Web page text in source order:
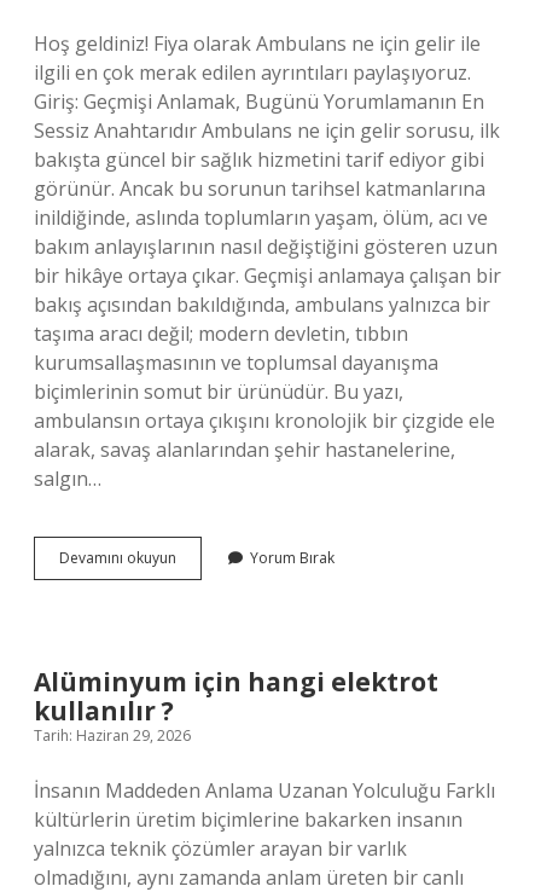
Hoş geldiniz! Fiya olarak Ambulans ne için gelir ile
ilgili en çok merak edilen ayrıntıları paylaşıyoruz.
Giriş: Geçmişi Anlamak, Bugünü Yorumlamanın En
Sessiz Anahtarıdır Ambulans ne için gelir sorusu, ilk
bakışta güncel bir sağlık hizmetini tarif ediyor gibi
görünür. Ancak bu sorunun tarihsel katmanlarına
inildiğinde, aslında toplumların yaşam, ölüm, acı ve
bakım anlayışlarının nasıl değiştiğini gösteren uzun
bir hikâye ortaya çıkar. Geçmişi anlamaya çalışan bir
bakış açısından bakıldığında, ambulans yalnızca bir
taşıma aracı değil; modern devletin, tıbbın
kurumsallaşmasının ve toplumsal dayanışma
biçimlerinin somut bir ürünüdür. Bu yazı,
ambulansın ortaya çıkışını kronolojik bir çizgide ele
alarak, savaş alanlarından şehir hastanelerine,
salgın…
Devamını okuyun Ambulans
ne
Yorum Bırak
Alüminyum için hangi elektrot
kullanılır ?
Tarih: Haziran 29, 2026
İnsanın Maddeden Anlama Uzanan Yolculuğu Farklı
kültürlerin üretim biçimlerine bakarken insanın
yalnızca teknik çözümler arayan bir varlık
olmadığını, aynı zamanda anlam üreten bir canlı